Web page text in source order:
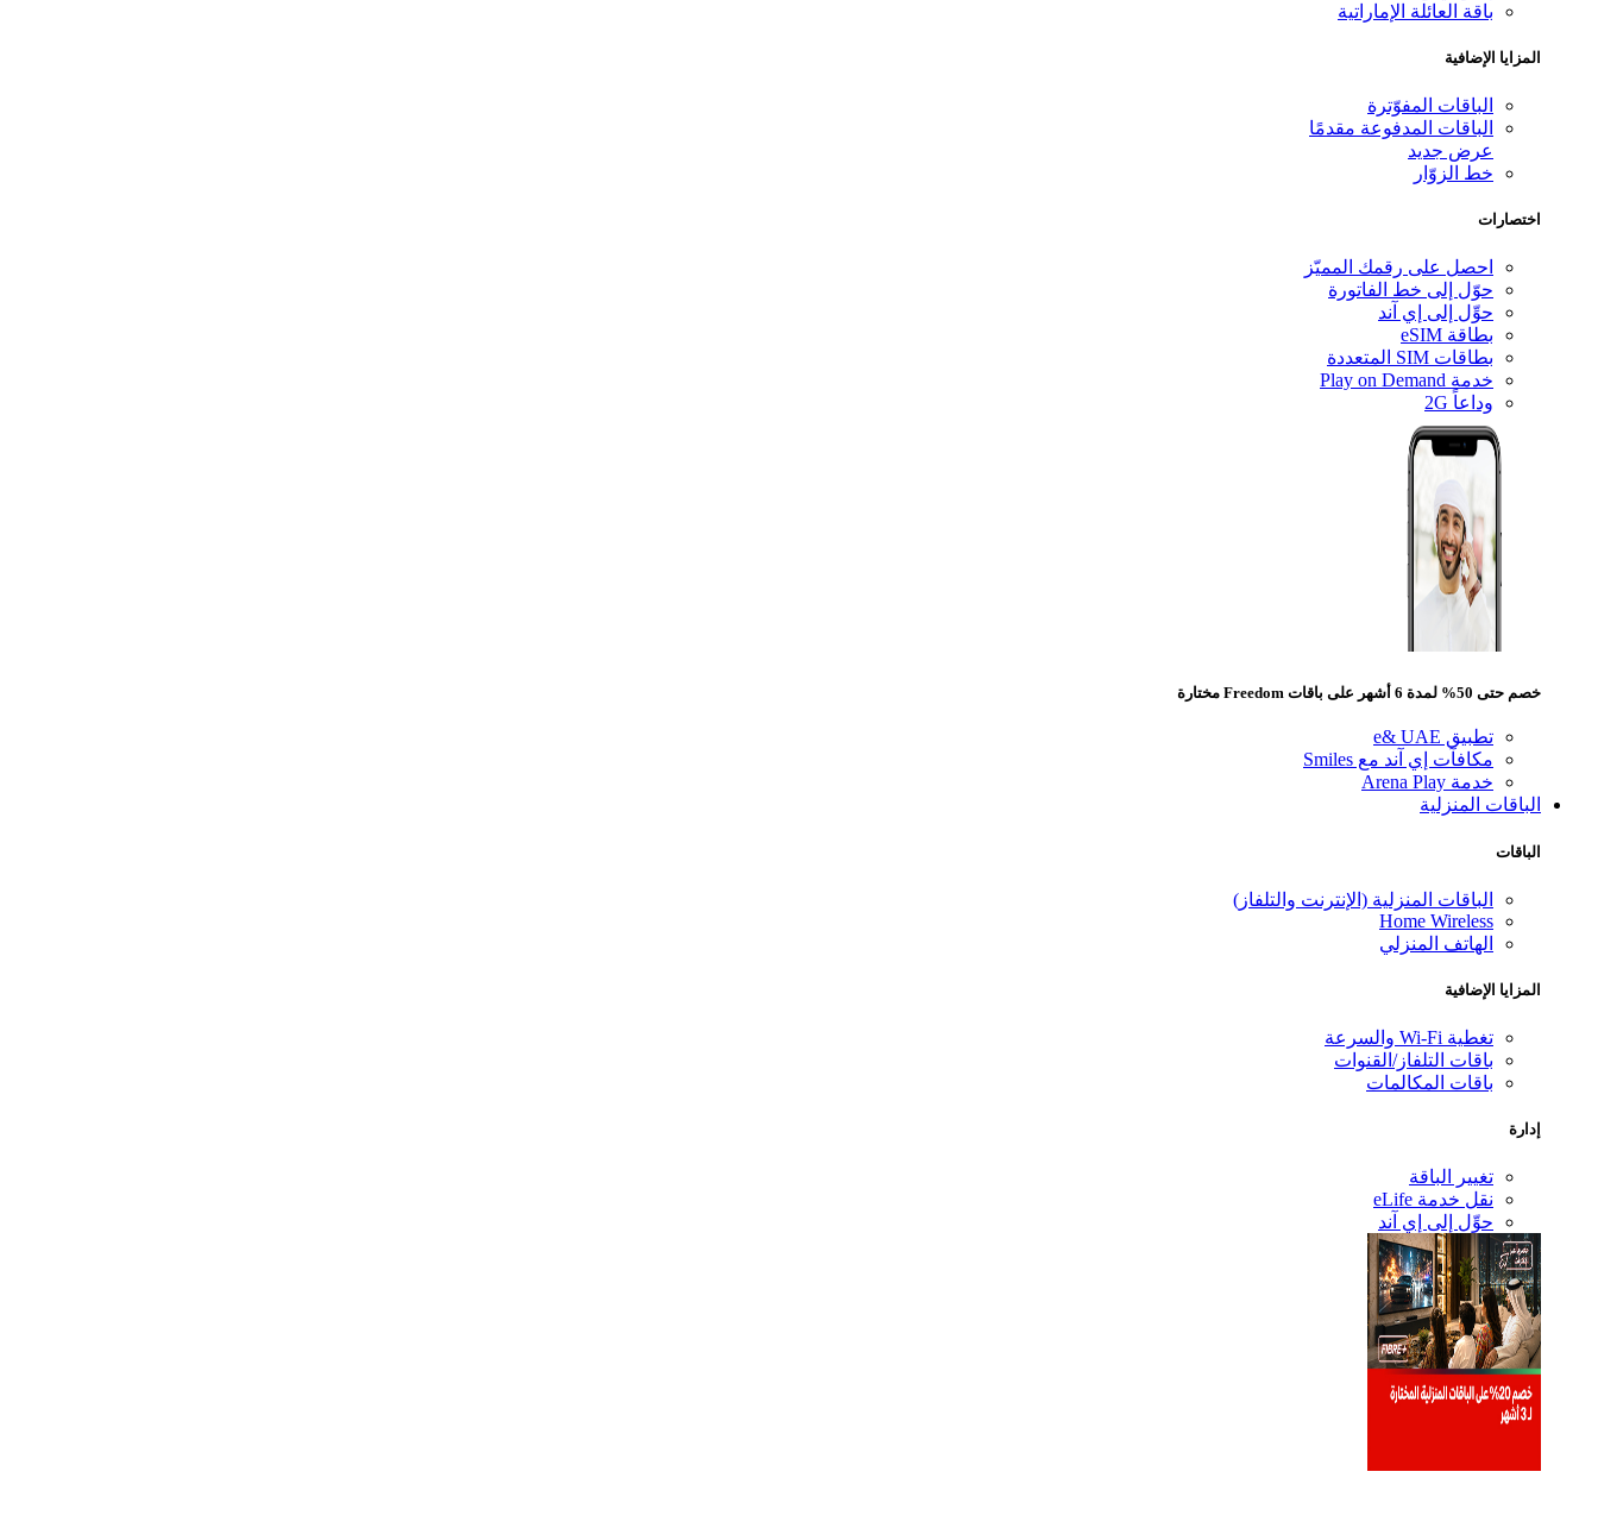
باقة العائلة الإماراتية
المزايا الإضافية
الباقات المفوّترة
الباقات المدفوعة مقدمًا
عرض جديد
خط الزوّار
اختصارات
احصل على رقمك المميّز
حوّل إلى خط الفاتورة
حوِّل إلى إي آند
بطاقة eSIM
بطاقات SIM المتعددة
خدمة Play on Demand
وداعاً 2G
خصم حتى 50% لمدة 6 أشهر على باقات Freedom مختارة
تطبيق e& UAE
مكافآت إي آند مع Smiles
خدمة Arena Play
الباقات المنزلية
الباقات
الباقات المنزلية (الإنترنت والتلفاز)
Home Wireless
الهاتف المنزلي
المزايا الإضافية
تغطية Wi-Fi والسرعة
باقات التلفاز/القنوات
باقات المكالمات
إدارة
تغيير الباقة
نقل خدمة eLife
حوِّل إلى إي آند